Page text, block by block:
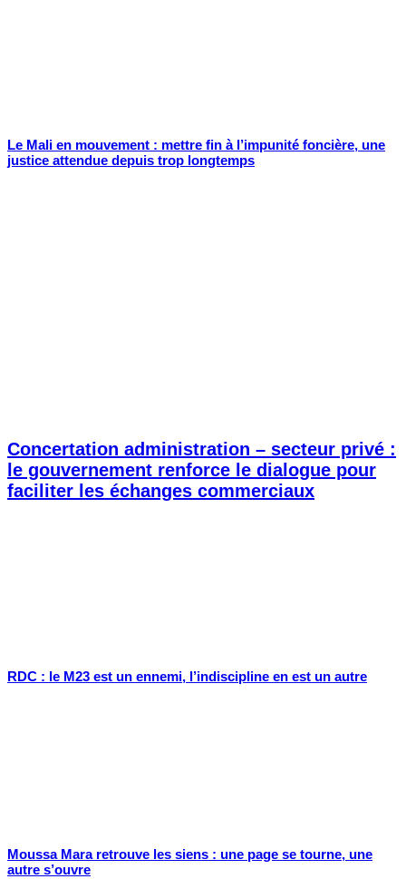
Le Mali en mouvement : mettre fin à l’impunité foncière, une
justice attendue depuis trop longtemps
Concertation administration – secteur privé :
le gouvernement renforce le dialogue pour
faciliter les échanges commerciaux
RDC : le M23 est un ennemi, l’indiscipline en est un autre
Moussa Mara retrouve les siens : une page se tourne, une
autre s’ouvre